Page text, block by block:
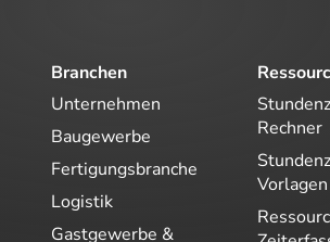
Branchen
Unternehmen
Baugewerbe
Fertigungsbranche
Logistik
Gastgewerbe &
Rechner
Vorlagen